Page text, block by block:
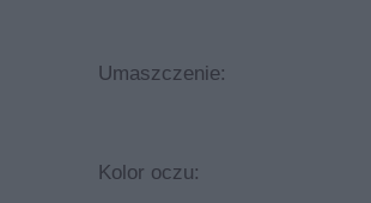
normalnej długości jak u
Ciężar ciała: 3 – 11 kg
Umaszczenie:
Kolor oczu: